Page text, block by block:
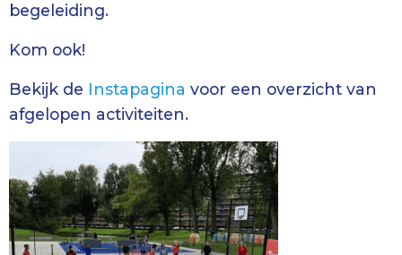
begeleiding.
Kom ook!
Bekijk de Instapagina voor een overzicht van
afgelopen activiteiten.